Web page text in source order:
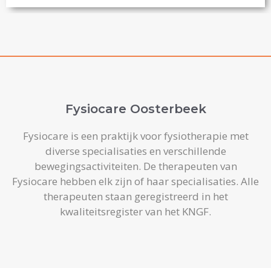
Fysiocare Oosterbeek
Fysiocare is een praktijk voor fysiotherapie met
diverse specialisaties en verschillende
bewegingsactiviteiten. De therapeuten van
Fysiocare hebben elk zijn of haar specialisaties. Alle
therapeuten staan geregistreerd in het
kwaliteitsregister van het KNGF.